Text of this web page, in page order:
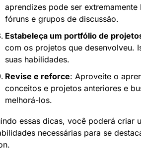
aprendizes pode ser
fóruns e grupos de discussão.
Estabeleça um portfólio de
com os projetos que desenvolveu.
suas habilidades.
Revise e reforce: Aproveite o
conceitos e projetos anteriores e
melhorá-los.
essas dicas, você poderá criar
necessárias para se